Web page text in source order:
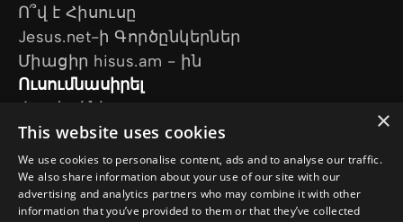
Ո՞վ է Հիսուսը
Jesus.net-ի Գործընկերներ
Միացիր hisus.am - ին
Ուսումնասիրել
Հոդվածներ
Տեսանյութեր
Մեր նախագծերը
Ես հարց ունեմ
Հետևեք մեզ
×
This website uses cookies
We use cookies to personalise content, ads and to analyse our traffic.
We also share information about your use of our site with our
advertising and analytics partners who may combine it with other
information that you’ve provided to them or that they’ve collected